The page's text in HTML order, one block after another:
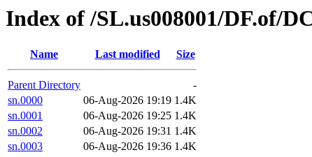
Index of /SL.us008001/DF.of/
Name Last modified Size
Parent Directory
-
sn.0000
06-Aug-2026 19:19 1.4K
sn.0001
06-Aug-2026 19:25 1.4K
sn.0002
06-Aug-2026 19:31 1.4K
sn.0003
06-Aug-2026 19:36 1.4K